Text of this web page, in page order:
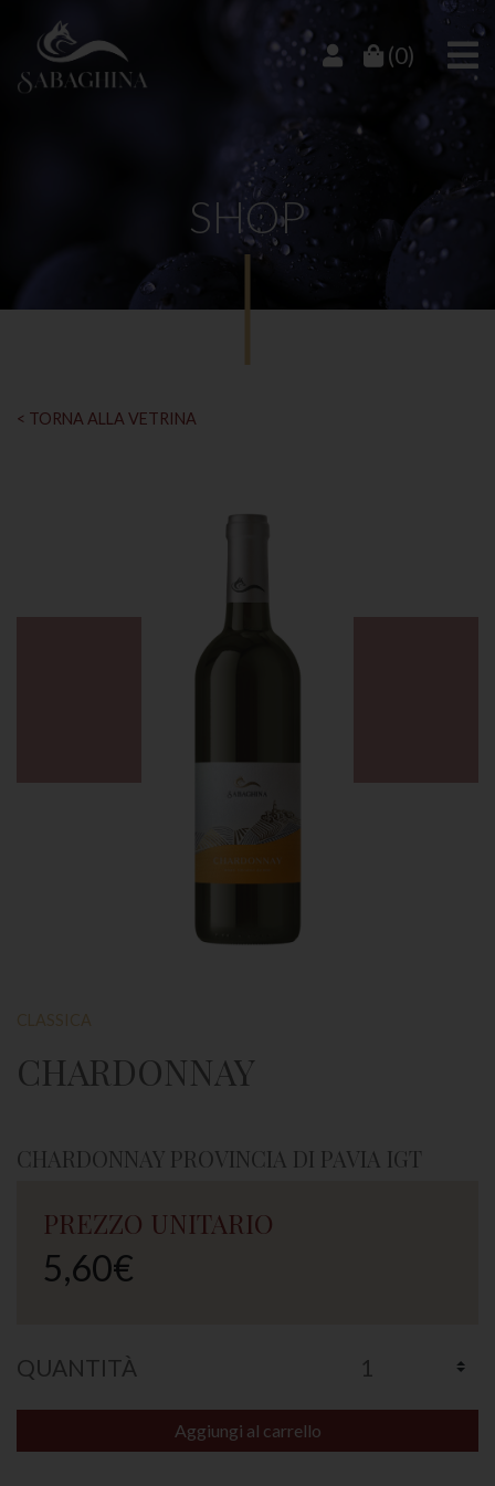
(0)
SHOP
< TORNA ALLA VETRINA
CLASSICA
CHARDONNAY
CHARDONNAY PROVINCIA DI PAVIA IGT
PREZZO UNITARIO
5,60€
QUANTITÀ
Aggiungi al carrello